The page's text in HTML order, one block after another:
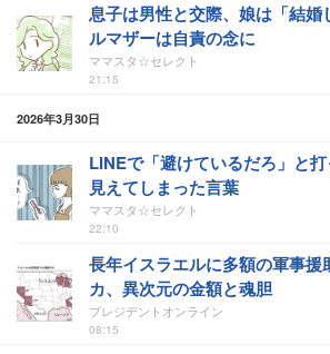
息子は男性と交際、娘は「結婚
ルマザーは自責の念に
ママスタ☆セレクト
21:15
2026年3月30日
LINEで「避けているだろ」と
見えてしまった言葉
ママスタ☆セレクト
22:10
長年イスラエルに多額の軍事援
カ、異次元の金額と魂胆
プレジデントオンライン
08:15